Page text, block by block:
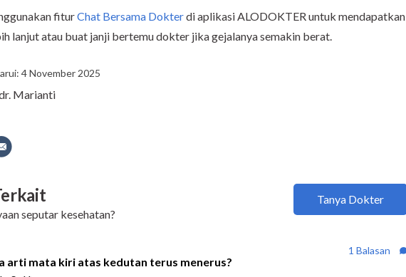
fiturChat Bersama Dokterdi aplikasi ALODOKTER untuk mendapatkan
lanjut atau buat janji bertemu dokter jika gejalanya semakin berat.
4 November 2025